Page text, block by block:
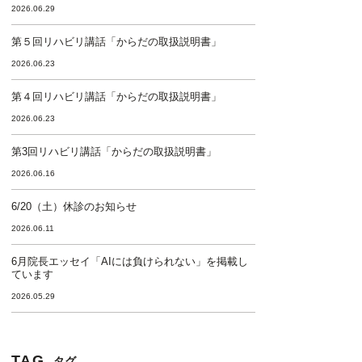
2026.06.29
第５回リハビリ講話「からだの取扱説明書」
2026.06.23
第４回リハビリ講話「からだの取扱説明書」
2026.06.23
第3回リハビリ講話「からだの取扱説明書」
2026.06.16
6/20（土）休診のお知らせ
2026.06.11
6月院長エッセイ「AIには負けられない」を掲載し
ています
2026.05.29